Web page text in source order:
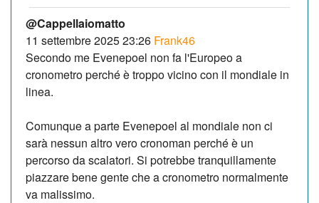
@Cappellaiomatto
11 settembre 2025 23:26 Frank46
Secondo me Evenepoel non fa l'Europeo a
cronometro perché è troppo vicino con il mondiale in
linea.
Comunque a parte Evenepoel al mondiale non ci
sarà nessun altro vero cronoman perché è un
percorso da scalatori. Si potrebbe tranquillamente
piazzare bene gente che a cronometro normalmente
va malissimo.